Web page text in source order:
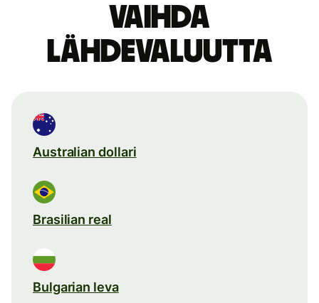
Vaihda
lähdevaluutta
Australian dollari
Brasilian real
Bulgarian leva